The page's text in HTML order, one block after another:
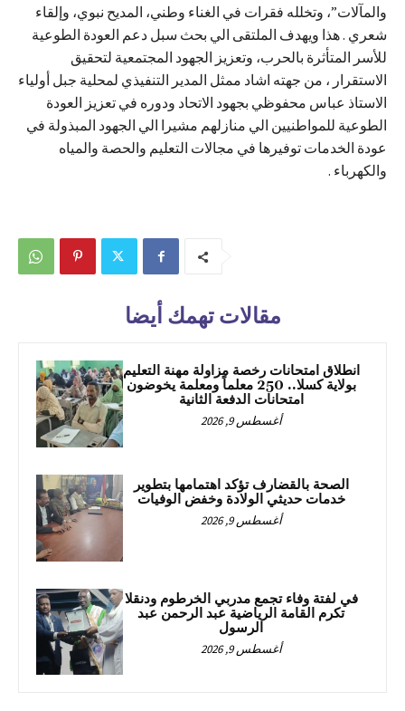
والمآلات”، وتخلله فقرات في الغناء وطني، المديح نبوي، وإلقاء
شعري . هذا ويهدف الملتقى الي بحث سبل دعم العودة الطوعية
للأسر المتأثرة بالحرب، وتعزيز الجهود المجتمعية لتحقيق
الاستقرار ، من جهته اشاد ممثل المدير التنفيذي لمحلية جبل أولياء
الاستاذ عباس محفوظي بجهود الاتحاد ودوره في تعزيز العودة
الطوعية للمواطنيين الي منازلهم مشيرا الي الجهود المبذولة في
عودة الخدمات توفيرها في مجالات التعليم والحصة والمياه
والكهرباء .
مقالات تهمك أيضا
انطلاق امتحانات رخصة مزاولة مهنة التعليم
بولاية كسلا.. 250 معلماً ومعلمة يخوضون
امتحانات الدفعة الثانية
أغسطس 9, 2026
الصحة بالقضارف تؤكد اهتمامها بتطوير
خدمات حديثي الولادة وخفض الوفيات
أغسطس 9, 2026
في لفتة وفاء تجمع مدربي الخرطوم ودنقلا
تكرم القامة الرياضية عبد الرحمن عبد
الرسول
أغسطس 9, 2026